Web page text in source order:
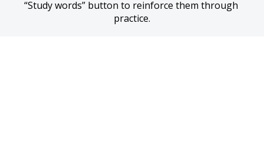
“Study words” button to reinforce them through
practice.